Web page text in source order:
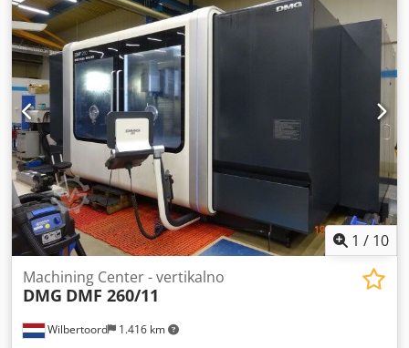
1 / 10
Wilbertoord 1.416 km
Machining Center - vertikalno
DMG DMF 260/11